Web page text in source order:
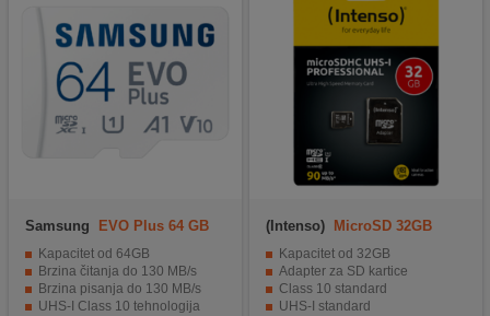
Samsung
EVO Plus 64 GB
Kapacitet od 64GB
Brzina čitanja do 130 MB/s
Brzina pisanja do 130 MB/s
UHS-I Class 10 tehnologija
(Intenso)
MicroSD 32GB
Kapacitet od 32GB
Adapter za SD kartice
Class 10 standard
UHS-I standard